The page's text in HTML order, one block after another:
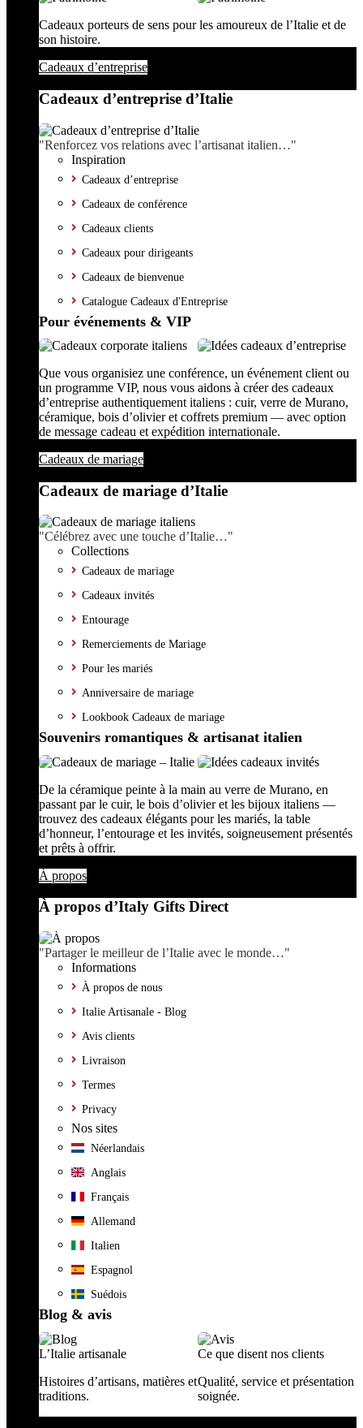
Cadeaux porteurs de sens pour les amoureux de l’Italie et de
son histoire.
Cadeaux d’entreprise
Cadeaux d’entreprise d’Italie
"Renforcez vos relations avec l’artisanat italien…"
Inspiration
Cadeaux d’entreprise
Cadeaux de conférence
Cadeaux clients
Cadeaux pour dirigeants
Cadeaux de bienvenue
Catalogue Cadeaux d'Entreprise
Pour événements & VIP
Que vous organisiez une conférence, un événement client ou
un programme VIP, nous vous aidons à créer des cadeaux
d’entreprise authentiquement italiens : cuir, verre de Murano,
céramique, bois d’olivier et coffrets premium — avec option
de message cadeau et expédition internationale.
Cadeaux de mariage
Cadeaux de mariage d’Italie
"Célébrez avec une touche d’Italie…"
Collections
Cadeaux de mariage
Cadeaux invités
Entourage
Remerciements de Mariage
Pour les mariés
Anniversaire de mariage
Lookbook Cadeaux de mariage
Souvenirs romantiques & artisanat italien
De la céramique peinte à la main au verre de Murano, en
passant par le cuir, le bois d’olivier et les bijoux italiens —
trouvez des cadeaux élégants pour les mariés, la table
d’honneur, l’entourage et les invités, soigneusement présentés
et prêts à offrir.
À propos
À propos d’Italy Gifts Direct
"Partager le meilleur de l’Italie avec le monde…"
Informations
À propos de nous
Italie Artisanale - Blog
Avis clients
Livraison
Termes
Privacy
Nos sites
Néerlandais
Anglais
Français
Allemand
Italien
Espagnol
Suédois
Blog & avis
L’Italie artisanale
Histoires d’artisans, matières et
traditions.
Ce que disent nos clients
Qualité, service et présentation
soignée.